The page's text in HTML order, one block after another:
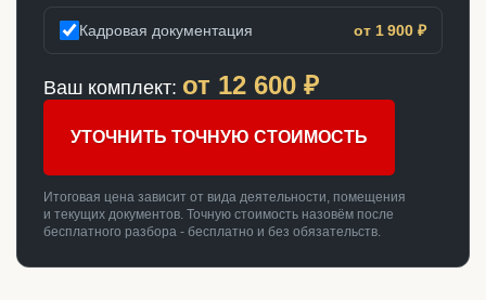
Кадровая документация от 1 900 ₽
Ваш комплект: от 12 600 ₽
УТОЧНИТЬ ТОЧНУЮ СТОИМОСТЬ
Итоговая цена зависит от вида деятельности, помещения
и текущих документов. Точную стоимость назовём после
бесплатного разбора - бесплатно и без обязательств.